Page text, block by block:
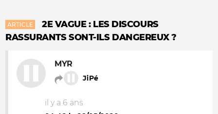
ARTICLE
2E VAGUE : LES DISCOURS
RASSURANTS SONT-ILS DANGEREUX ?
MYR
JiPé
il y a 6 ans